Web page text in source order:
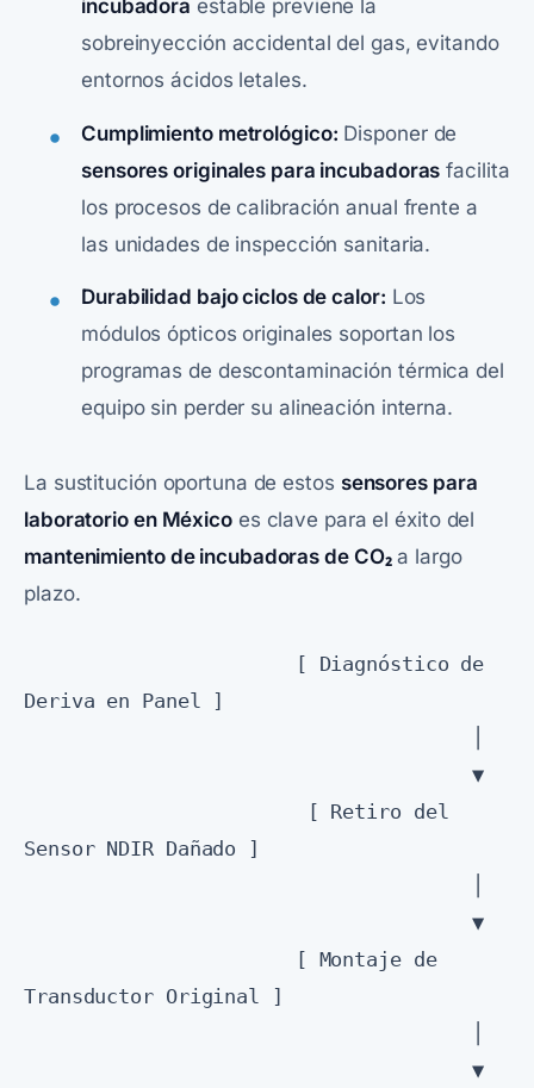
incubadora estable previene la
sobreinyección accidental del gas, evitando
entornos ácidos letales.
Cumplimiento metrológico: Disponer de
sensores originales para incubadoras facilita
los procesos de calibración anual frente a
las unidades de inspección sanitaria.
Durabilidad bajo ciclos de calor: Los
módulos ópticos originales soportan los
programas de descontaminación térmica del
equipo sin perder su alineación interna.
La sustitución oportuna de estos sensores para
laboratorio en Méxicoes clave para el éxito del
mantenimiento de incubadoras de CO₂a largo
plazo.
Deriva en Panel ]
                                      ▼
Sensor NDIR Dañado ]
                                      ▼
Transductor Original ]
                                      ▼